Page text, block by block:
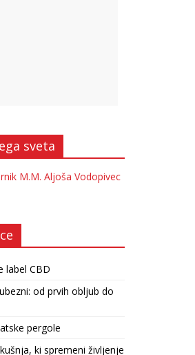
sveta
M.M. Aljoša Vodopivec
label CBD
od prvih obljub do
pergole
ki spremeni življenje